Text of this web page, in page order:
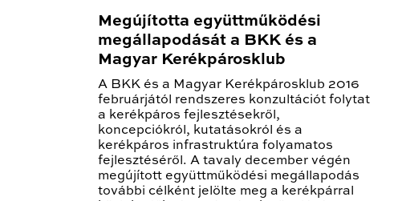
Megújította együttműködési
megállapodását a BKK és a
Magyar Kerékpárosklub
A BKK és a Magyar Kerékpárosklub 2016
februárjától rendszeres konzultációt folytat
a kerékpáros fejlesztésekről,
koncepciókról, kutatásokról és a
kerékpáros infrastruktúra folyamatos
fejlesztéséről. A tavaly december végén
megújított együttműködési megállapodás
további célként jelölte meg a kerékpárral